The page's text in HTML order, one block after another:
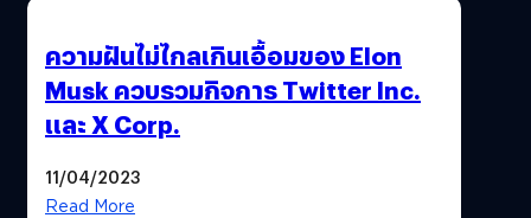
ความฝันไม่ไกลเกินเอื้อมของ Elon
Musk ควบรวมกิจการ Twitter Inc.
และ X Corp.
11/04/2023
Read More